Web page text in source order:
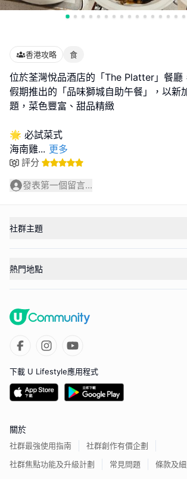
香港攻略 食
位於荃灣悅品酒店的「The Platter」餐廳
假期推出的「品味獅城自助午餐」，以新
題，菜色豐富、甜品精緻
🌟 必試菜式
海南雞... 更多
評分
發表第一個留言...
社群主題
熱門地點
下載 U Lifestyle應用程式
關於
社群最強使用指南
社群創作有價企劃
社群焦點功能及升級計劃
常見問題 條款及